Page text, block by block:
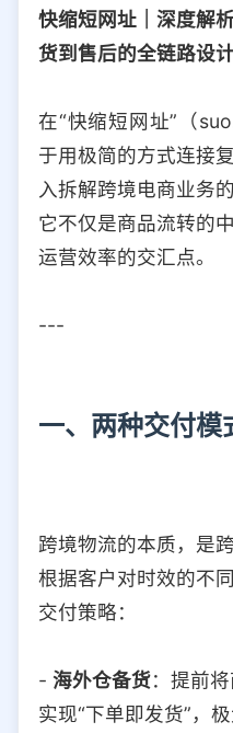
iOS Android
选择允许访问的平台类型
快缩短网址｜深度解
货到售后的全链路设
在“快缩短网址”（
于用极简的方式连接
入拆解跨境电商业务
它不仅是商品流转的
运营效率的交汇点。
---
一、两种交付
跨境物流的本质，是
根据客户对时效的不
交付策略：
- 海外仓备货：提前
实现“下单即发货”，